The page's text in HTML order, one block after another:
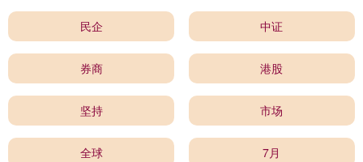
民企 中证
券商 港股
坚持 市场
全球 7月